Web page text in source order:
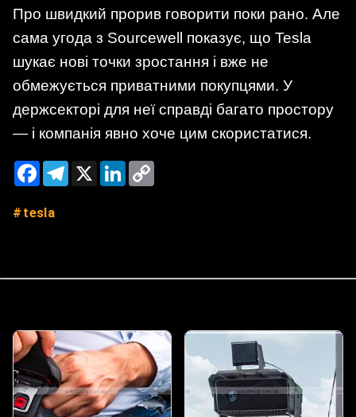
Про швидкий прорив говорити поки рано. Але
сама угода з Sourcewell показує, що Tesla
шукає нові точки зростання і вже не
обмежується приватними покупцями. У
держсекторі для неї справді багато простору
— і компанія явно хоче цим скористатися.
FacebookTelegram
X LinkedIn
tesla